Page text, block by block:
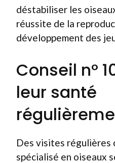
déstabiliser les
réussite de la
développement des
Conseil n°
leur santé
Des visites régulières
spécialisé en oiseaux